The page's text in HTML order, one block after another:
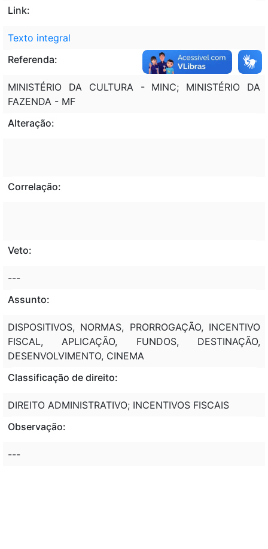
Link:
Texto integral
Referenda:
MINISTÉRIO DA CULTURA - MINC; MINISTÉRIO DA
FAZENDA - MF
Alteração:
Correlação:
Veto:
---
Assunto:
DISPOSITIVOS, NORMAS, PRORROGAÇÃO, INCENTIVO
FISCAL, APLICAÇÃO, FUNDOS, DESTINAÇÃO,
DESENVOLVIMENTO, CINEMA
Classificação de direito:
DIREITO ADMINISTRATIVO; INCENTIVOS FISCAIS
Observação:
---